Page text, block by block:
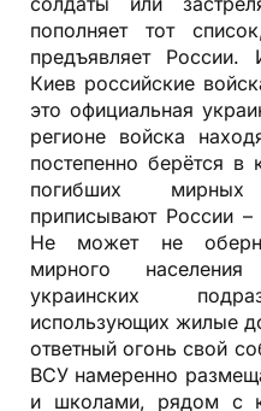
пополняет тот
предъявляет
Киев российские
это официальная
регионе войска
постепенно берётся в
погибших
приписывают России
Не может не
мирного
украинских
использующих жилые
ответный огонь свой
ВСУ намеренно
и школами, рядом с